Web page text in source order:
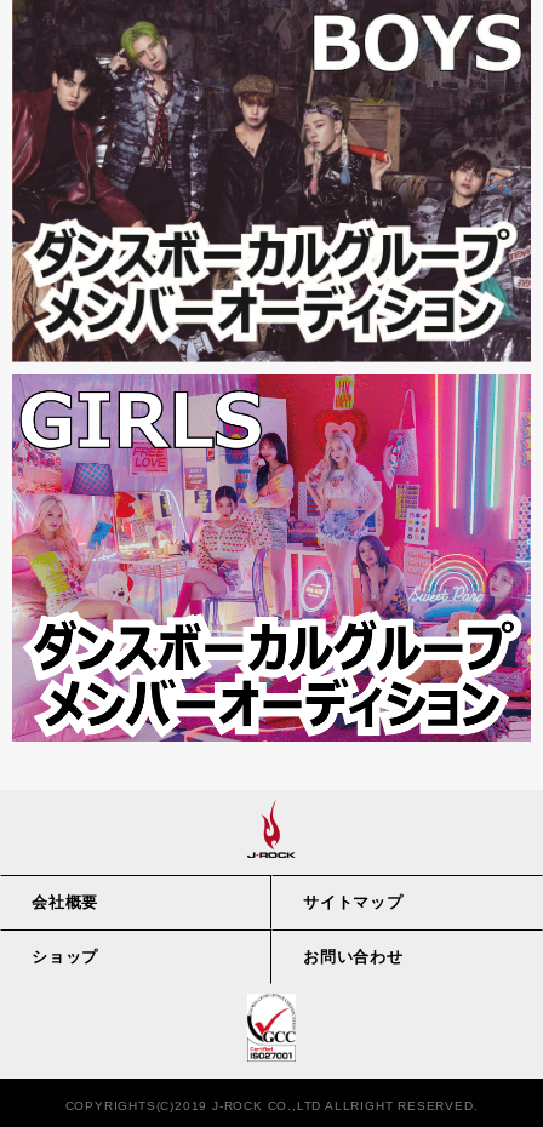
会社概要 サイトマップ
ショップ お問い合わせ
COPYRIGHTS(C)2019 J-ROCK CO.,LTD ALLRIGHT RESERVED.